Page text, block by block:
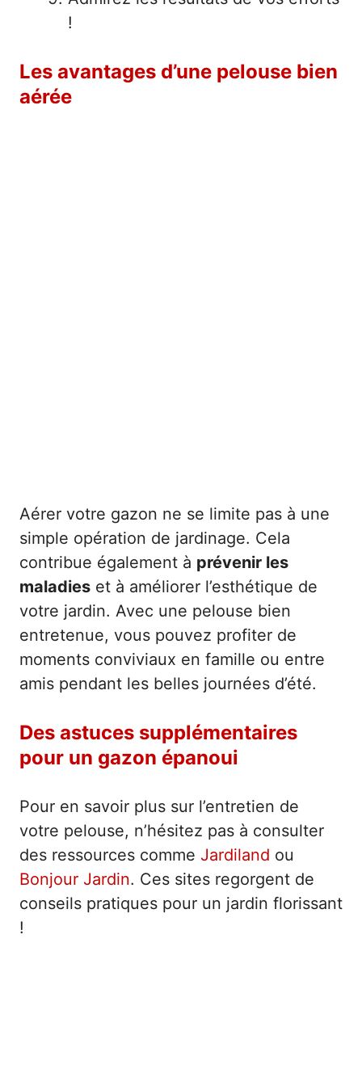
!
Les avantages d’une pelouse bien
aérée
Aérer votre gazon ne se limite pas à une
simple opération de jardinage. Cela
contribue également à prévenir les
maladies et à améliorer l’esthétique de
votre jardin. Avec une pelouse bien
entretenue, vous pouvez profiter de
moments conviviaux en famille ou entre
amis pendant les belles journées d’été.
Des astuces supplémentaires
pour un gazon épanoui
Pour en savoir plus sur l’entretien de
votre pelouse, n’hésitez pas à consulter
des ressources comme Jardiland ou
Bonjour Jardin. Ces sites regorgent de
conseils pratiques pour un jardin florissant
!